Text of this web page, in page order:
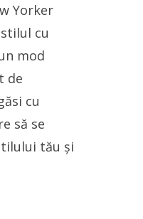
Yorker
cu
mod
de
cu
să se
tău și